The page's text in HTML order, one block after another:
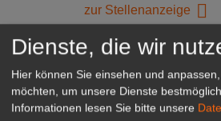
zur Stellenanzeige
GABOT
1A-Lage, ihre Chance in der
Dienste, die wir
Hier können Sie einsehen und
möchten, um unsere Dienste
Informationen lesen Sie bitte unsere